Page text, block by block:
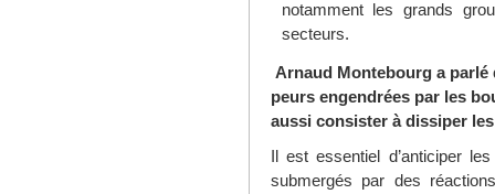
notamment les grands
secteurs.
Arnaud Montebourg a parlé
peurs engendrées par les
aussi consister à dissiper
Il est essentiel d’anticiper
submergés par des